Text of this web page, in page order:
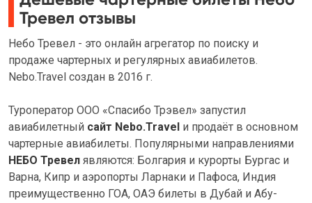
Тревел отзывы
Небо Тревел - это онлайн агрегатор по поиску и
продаже чартерных и регулярных авиабилетов.
Nebo.Travel создан в 2016 г.
Туроператор ООО «Спасибо Трэвел» запустил
авиабилетный сайт Nebo.Travel и продаёт в основном
чартерные авиабилеты. Популярными направлениями
НЕБО Тревел являются: Болгария и курорты Бургас и
Варна, Кипр и аэропорты Ларнаки и Пафоса, Индия
преимущественно ГОА, ОАЭ билеты в Дубай и Абу-